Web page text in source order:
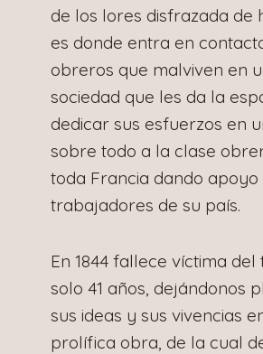
de los lores disfrazada de
es donde entra en
obreros que malviven en
sociedad que les da la
dedicar sus esfuerzos en
sobre todo a la clase
toda Francia dando apoyo
trabajadores de su país.
En 1844 fallece víctima del
solo 41 años, dejándonos
sus ideas y sus vivencias
prolífica obra, de la cual